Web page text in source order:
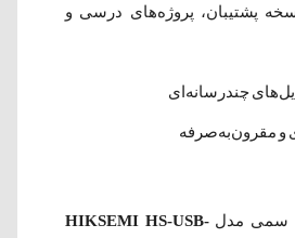
پشتیبان، پروژه‌های درسی و
چندرسانه‌ای
و مقرون‌به‌صرفه
سمی مدلHIKSEMI HS-USB-